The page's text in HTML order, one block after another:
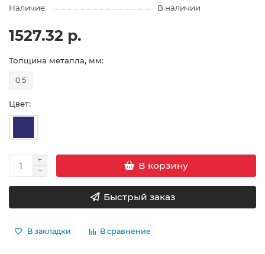
Наличие:
В наличии
1527.32 р.
Толщина металла, мм:
0.5
Цвет:
В корзину
Быстрый заказ
В закладки В сравнение